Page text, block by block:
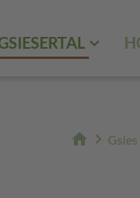
home chevron_right Gsies